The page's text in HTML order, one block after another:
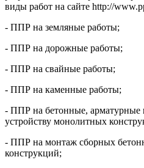
виды работ на сайте http://
- ППР на земляные работы;
- ППР на дорожные работы;
- ППР на свайные работы;
- ППР на каменные работы;
- ППР на бетонные, арматурные
устройству монолитных
- ППР на монтаж сборных
конструкций;